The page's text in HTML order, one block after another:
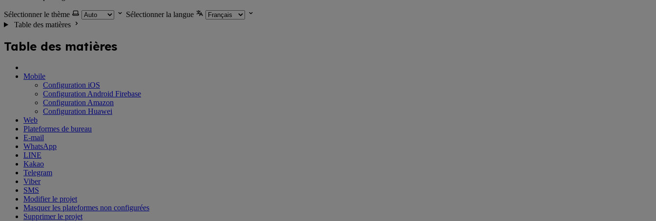
Sélectionner le thème
Sélectionner la langue
Table des matières
Table des matières
Mobile
Configuration iOS
Configuration Android Firebase
Configuration Amazon
Configuration Huawei
Web
Plateformes de bureau
E-mail
WhatsApp
LINE
Kakao
Telegram
Viber
SMS
Modifier le projet
Masquer les plateformes non configurées
Supprimer le projet